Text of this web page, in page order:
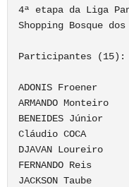
4ª etapa da Liga
Shopping Bosque
Participantes (15):
ADONIS Froener
ARMANDO Monteiro
BENEIDES Júnior
Cláudio COCA
DJAVAN Loureiro
FERNANDO Reis
JACKSON Taube